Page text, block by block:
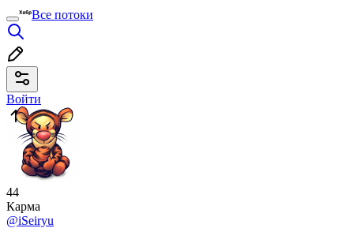
Все потоки
Войти
44
Карма
@iSeiryu